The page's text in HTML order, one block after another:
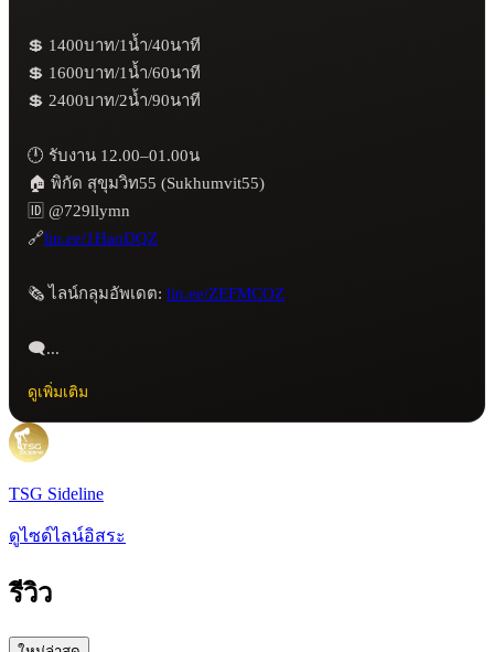
💲 1400บาท/1น้ำ/40นาที
💲 1600บาท/1น้ำ/60นาที
💲 2400บาท/2น้ำ/90นาที
🕛 รับงาน 12.00–01.00น
🏠 พิกัด สุขุมวิท55 (Sukhumvit55)
🆔 @729llymn
🔗lin.ee/1HaoDQZ
🗞️ ไลน์กลุมอัพเดต: lin.ee/ZEFMCOZ
🗨️...
ดูเพิ่มเติม
TSG Sideline
ดูไซด์ไลน์อิสระ
รีวิว